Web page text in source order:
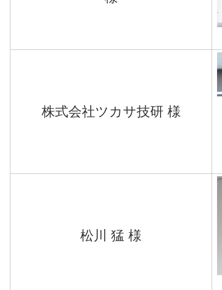
株式会社ツカサ技研 様
松川 猛 様